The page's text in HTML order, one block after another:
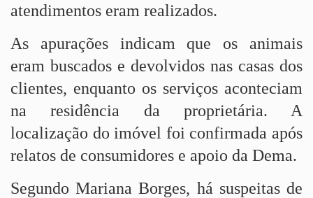
atendimentos eram realizados.
As apurações indicam que os animais
eram buscados e devolvidos nas casas dos
clientes, enquanto os serviços aconteciam
na residência da proprietária. A
localização do imóvel foi confirmada após
relatos de consumidores e apoio da Dema.
Segundo Mariana Borges, há suspeitas de